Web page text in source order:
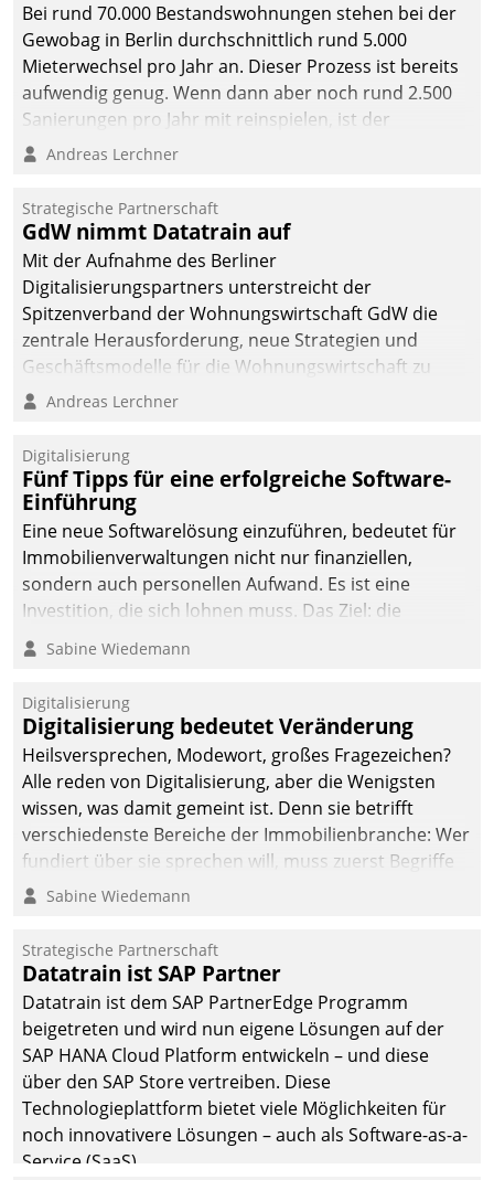
Bei rund 70.000 Bestandswohnungen stehen bei der
Gewobag in Berlin durchschnittlich rund 5.000
Mieterwechsel pro Jahr an. Dieser Prozess ist bereits
aufwendig genug. Wenn dann aber noch rund 2.500
Sanierungen pro Jahr mit reinspielen, ist der
Betreuungs- und Organisationsaufwand immens. Im
kommunale Wohnungsbauunternehmen daher
gemeinsam mit der Berliner Datatrain GmbH den
Teilprozess der Objektsanierung digitalisiert.
Andreas Lerchner
Strategische Partnerschaft
GdW nimmt Datatrain auf
Mit der Aufnahme des Berliner
Digitalisierungspartners unterstreicht der
Spitzenverband der Wohnungswirtschaft GdW die
zentrale Herausforderung, neue Strategien und
Geschäftsmodelle für die Wohnungswirtschaft zu
entwickeln.
Andreas Lerchner
Digitalisierung
Fünf Tipps für eine erfolgreiche Software-
Einführung
Eine neue Softwarelösung einzuführen, bedeutet für
Immobilienverwaltungen nicht nur finanziellen,
sondern auch personellen Aufwand. Es ist eine
Investition, die sich lohnen muss. Das Ziel: die
nachhaltige Optimierung der Geschäftsabläufe. Damit
dieses Ziel erreicht wird, sollten einige Grundregeln
Sabine Wiedemann
Digitalisierung
Digitalisierung bedeutet Veränderung
Heilsversprechen, Modewort, großes Fragezeichen?
Alle reden von Digitalisierung, aber die Wenigsten
wissen, was damit gemeint ist. Denn sie betrifft
verschiedenste Bereiche der Immobilienbranche: Wer
fundiert über sie sprechen will, muss zuerst Begriffe
klären. Ein Aspekt ist die betriebliche Optimierung:
Einsparungen durch optimierte und automatisierte
Prozesse. Doch man darf nicht zu viel erwarten: Allein
mit der Einführung einer neuen Software ist es nicht
getan. Die Digitalisierung erfordert von Unternehmen
die Bereitschaft, sich zu überprüfen, zu hinterfragen
und zu verändern.
Sabine Wiedemann
Strategische Partnerschaft
Datatrain ist SAP Partner
Datatrain ist dem SAP PartnerEdge Programm
beigetreten und wird nun eigene Lösungen auf der
SAP HANA Cloud Platform entwickeln – und diese
über den SAP Store vertreiben. Diese
Technologieplattform bietet viele Möglichkeiten für
noch innovativere Lösungen – auch als Software-as-a-
Service (SaaS).